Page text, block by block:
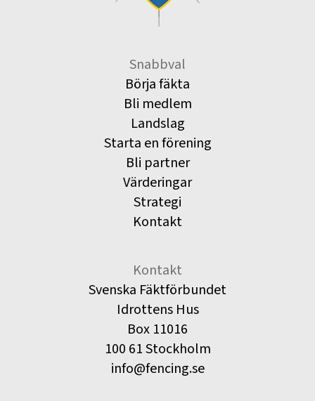
Snabbval
Börja fäkta
Bli medlem
Landslag
Starta en förening
Bli partner
Värderingar
Strategi
Kontakt
Kontakt
Svenska Fäktförbundet
Idrottens Hus
Box 11016
100 61 Stockholm
info@fencing.se